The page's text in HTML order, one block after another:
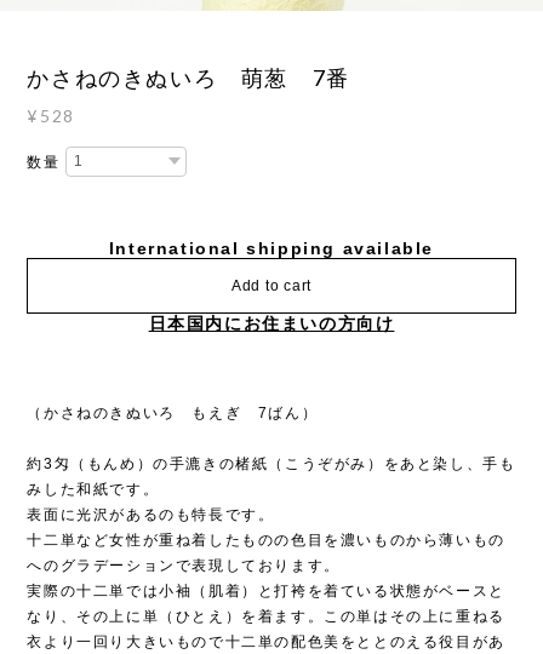
かさねのきぬいろ 萌葱 7番
¥528
数量
International shipping available
Add to cart
日本国内にお住まいの方向け
（かさねのきぬいろ もえぎ 7ばん）
約3匁（もんめ）の手漉きの楮紙（こうぞがみ）をあと染し、手も
みした和紙です。
表面に光沢があるのも特長です。
十二単など女性が重ね着したものの色目を濃いものから薄いもの
へのグラデーションで表現しております。
実際の十二単では小袖（肌着）と打袴を着ている状態がベースと
なり、その上に単（ひとえ）を着ます。この単はその上に重ねる
衣より一回り大きいもので十二単の配色美をととのえる役目があ